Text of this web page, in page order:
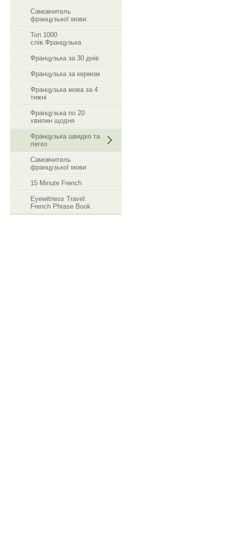
Самовчитель
французької мови.
Топ 1000
слів.Французька
Французька за 30 днів
Французька за кермом
Французька мова за 4
тижні
Французька по 20
хвилин щодня
Французька швидко та
легко
Самовчитель
французької мови
15 Minute French
Eyewitness Travel:
French Phrase Book